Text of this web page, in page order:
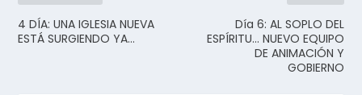
4 DÍA: UNA IGLESIA NUEVA
ESTÁ SURGIENDO YA…
Día 6: AL SOPLO DEL
ESPÍRITU… NUEVO EQUIPO
DE ANIMACIÓN Y
GOBIERNO